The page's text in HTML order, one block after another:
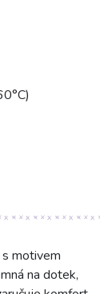
motivem
na dotek,